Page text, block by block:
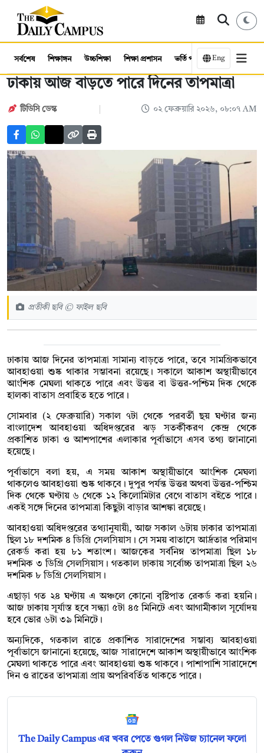
সর্বশেষ শিক্ষাঙ্গন উচ্চশিক্ষা শিক্ষা প্রশাসন ভর্তি পরীক্ষা কর্মসংস্থান
Eng
ঢাকায় আজ বাড়তে পারে দিনের তাপমাত্রা
টিডিসি ডেস্ক ০২ ফেব্রুয়ারি ২০২৬, ০৮:০৭ AM
প্রতীকী ছবি © ফাইল ছবি
ঢাকায় আজ দিনের তাপমাত্রা সামান্য বাড়তে পারে, তবে সামগ্রিকভাবে
আবহাওয়া শুষ্ক থাকার সম্ভাবনা রয়েছে। সকালে আকাশ অস্থায়ীভাবে
আংশিক মেঘলা থাকতে পারে এবং উত্তর বা উত্তর-পশ্চিম দিক থেকে
হালকা বাতাস প্রবাহিত হতে পারে।
সোমবার (২ ফেব্রুয়ারি) সকাল ৭টা থেকে পরবর্তী ছয় ঘণ্টার জন্য
বাংলাদেশ আবহাওয়া অধিদপ্তরের ঝড় সতর্কীকরণ কেন্দ্র থেকে
প্রকাশিত ঢাকা ও আশপাশের এলাকার পূর্বাভাসে এসব তথ্য জানানো
হয়েছে।
পূর্বাভাসে বলা হয়, এ সময় আকাশ অস্থায়ীভাবে আংশিক মেঘলা
থাকলেও আবহাওয়া শুষ্ক থাকবে। দুপুর পর্যন্ত উত্তর অথবা উত্তর-পশ্চিম
দিক থেকে ঘণ্টায় ৬ থেকে ১২ কিলোমিটার বেগে বাতাস বইতে পারে।
একই সঙ্গে দিনের তাপমাত্রা কিছুটা বাড়ার আশঙ্কা রয়েছে।
আবহাওয়া অধিদপ্তরের তথ্যানুযায়ী, আজ সকাল ৬টায় ঢাকার তাপমাত্রা
ছিল ১৮ দশমিক ৪ ডিগ্রি সেলসিয়াস। সে সময় বাতাসে আর্দ্রতার পরিমাণ
রেকর্ড করা হয় ৮১ শতাংশ। আজকের সর্বনিম্ন তাপমাত্রা ছিল ১৮
দশমিক ৩ ডিগ্রি সেলসিয়াস। গতকাল ঢাকায় সর্বোচ্চ তাপমাত্রা ছিল ২৬
দশমিক ৮ ডিগ্রি সেলসিয়াস।
এছাড়া গত ২৪ ঘণ্টায় এ অঞ্চলে কোনো বৃষ্টিপাত রেকর্ড করা হয়নি।
আজ ঢাকায় সূর্যাস্ত হবে সন্ধ্যা ৫টা ৪৫ মিনিটে এবং আগামীকাল সূর্যোদয়
হবে ভোর ৬টা ৩৯ মিনিটে।
অন্যদিকে, গতকাল রাতে প্রকাশিত সারাদেশের সম্ভাব্য আবহাওয়া
পূর্বাভাসে জানানো হয়েছে, আজ সারাদেশে আকাশ অস্থায়ীভাবে আংশিক
মেঘলা থাকতে পারে এবং আবহাওয়া শুষ্ক থাকবে। পাশাপাশি সারাদেশে
দিন ও রাতের তাপমাত্রা প্রায় অপরিবর্তিত থাকতে পারে।
The Daily Campus এর খবর পেতে গুগল নিউজ চ্যানেল ফলো